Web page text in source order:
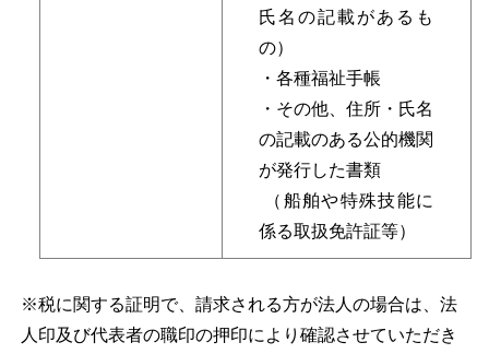
氏名の記載があるも
の）
・各種福祉手帳
・その他、住所・氏名
の記載のある公的機関
が発行した書類
（船舶や特殊技能に
係る取扱免許証等）
※税に関する証明で、請求される方が法人の場合は、法
人印及び代表者の職印の押印により確認させていただき